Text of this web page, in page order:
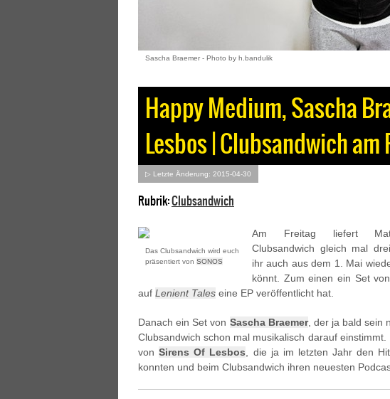
Sascha Braemer - Photo by h.bandulik
Happy Medium, Sascha
Lesbos | Clubsandwich am
▷ Letzte Änderung: 2015-04-30
Rubrik:Clubsandwich
Das Clubsandwich wird euch
präsentiert von SONOS
Am Freitag liefert
Clubsandwich gleich mal
ihr auch aus dem 1. Mai
könnt. Zum einen ein Set von
auf Lenient Tales eine EP veröffentlicht hat.
Danach ein Set von Sascha Braemer, der ja bald sein
Clubsandwich schon mal musikalisch darauf
vonSirens Of Lesbos , die ja im letzten Jahr den
konnten und beim Clubsandwich ihren neuesten